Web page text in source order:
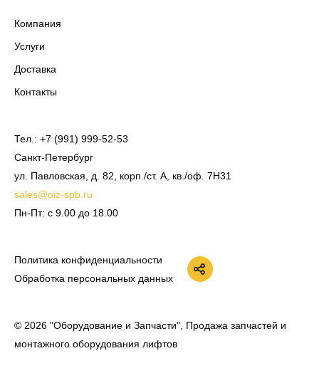
Компания
Услуги
Доставка
Контакты
Тел.: +7 (991) 999-52-53
Санкт-Петербург
ул. Павловская, д. 82, корп./ст. А, кв./оф. 7Н31
sales@oiz-spb.ru
Пн-Пт: с 9.00 до 18.00
© 2026 "Оборудование и Запчасти", Продажа запчастей и
монтажного оборудования лифтов
Политика конфиденциальности
Обработка персональных данных